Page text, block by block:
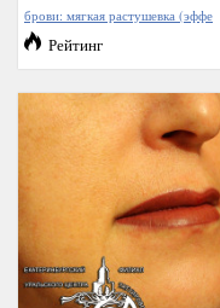
брови: мягкая растушевка (эффе
Рейтинг